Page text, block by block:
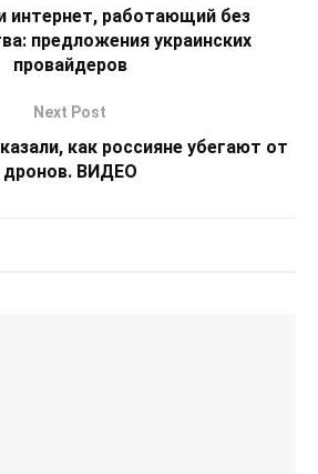
интернет, работающий без
предложения украинских
провайдеров
Next Post
как россияне убегают от
дронов. ВИДЕО